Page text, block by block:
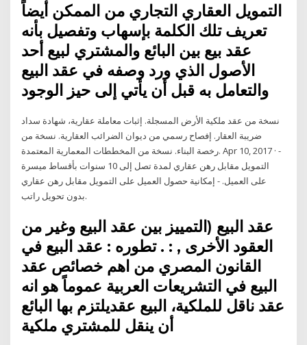
التمويل العقاري التجاري من الممكن أيضاً
تعريف تلك الكلمة بإسهاب وتفصيل بأنه
عقد بيع بين البائع والمشتري لبيع أحد
الأصول الذي ورد وصفه في عقد البيع
والتعامل به قبل أن يأتي إلى حيز الوجود
نسخة من عقد ملكية الأرض المسجلة. إثبات معاملة عقارية، شهادة سداد
ضريبة العقار. إفصاح رسمي من ديوان الضرائب العقارية. نسخة من
رخصة البناء. نسخة من المخططات المعمارية المعتمدة. Apr 10, 2017 · -
التمويل مقابل رهن عقاري لمدة تصل إلى 10 سنوات بأقساط ميسرة
على العميل. - إمكانية حصول العميل على التمويل مقابل رهن عقاري
بدون تحويل راتب.
عقد البيع (التمييز بين عقد البيع وغير من
العقود الأخرى , : . تطوره : عقد البيع في
القانون المصري من اهم خصائص عقد
البيع في التشريعات العربية عموماً هو انه
عقد ناقل للملكية، البيع عقديلتزم بها البائع
أن ينقل للمشتري ملكية